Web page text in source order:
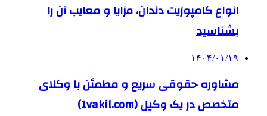
انواع کامپوزیت دندان، مزایا و معایب آن را
بشناسید
۱۴۰۴/۰۱/۱۹
مشاوره حقوقی سریع و مطمئن با وکلای
متخصص در یک وکیل (1vakil.com)